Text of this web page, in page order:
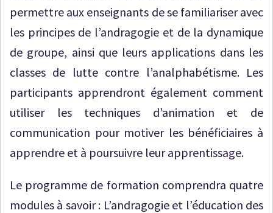
permettre aux enseignants de se familiariser avec
les principes de l’andragogie et de la dynamique
de groupe, ainsi que leurs applications dans les
classes de lutte contre l’analphabétisme. Les
participants apprendront également comment
utiliser les techniques d’animation et de
communication pour motiver les bénéficiaires à
apprendre et à poursuivre leur apprentissage.
Le programme de formation comprendra quatre
modules à savoir : L’andragogie et l’éducation des